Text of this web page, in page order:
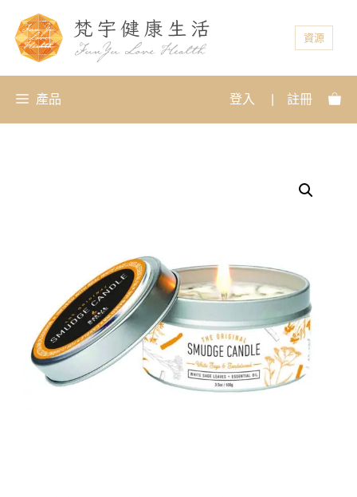
資源
產品 登入 註冊